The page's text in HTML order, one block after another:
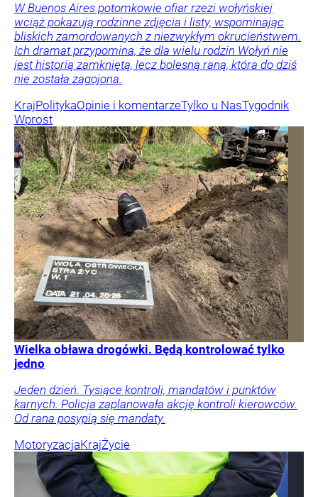
W Buenos Aires potomkowie ofiar rzezi wołyńskiej
wciąż pokazują rodzinne zdjęcia i listy, wspominając
bliskich zamordowanych z niezwykłym okrucieństwem.
Ich dramat przypomina, że dla wielu rodzin Wołyń nie
jest historią zamkniętą, lecz bolesną raną, która do dziś
nie została zagojona.
KrajPolitykaOpinie i komentarzeTylko u NasTygodnik
Wprost
Wielka obława drogówki. Będą kontrolować tylko
jedno
Jeden dzień. Tysiące kontroli, mandatów i punktów
karnych. Policja zaplanowała akcję kontroli kierowców.
Od rana posypią się mandaty.
MotoryzacjaKrajŻycie